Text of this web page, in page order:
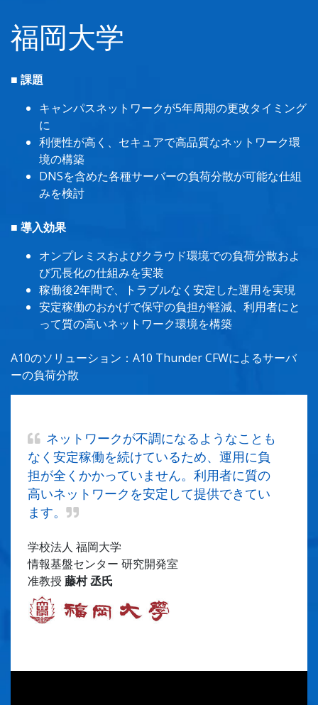
福岡大学
■ 課題
キャンパスネットワークが5年周期の更改タイミング
に
利便性が高く、セキュアで高品質なネットワーク環
境の構築
DNSを含めた各種サーバーの負荷分散が可能な仕組
みを検討
■ 導入効果
オンプレミスおよびクラウド環境での負荷分散およ
び冗長化の仕組みを実装
稼働後2年間で、トラブルなく安定した運用を実現
安定稼働のおかげで保守の負担が軽減、利用者にと
って質の高いネットワーク環境を構築
A10のソリューション：A10 Thunder CFWによるサーバ
ーの負荷分散
ネットワークが不調になるようなことも
なく安定稼働を続けているため、運用に負
担が全くかかっていません。利用者に質の
高いネットワークを安定して提供できてい
ます。
学校法人 福岡大学
情報基盤センター 研究開発室
准教授 藤村 丞氏